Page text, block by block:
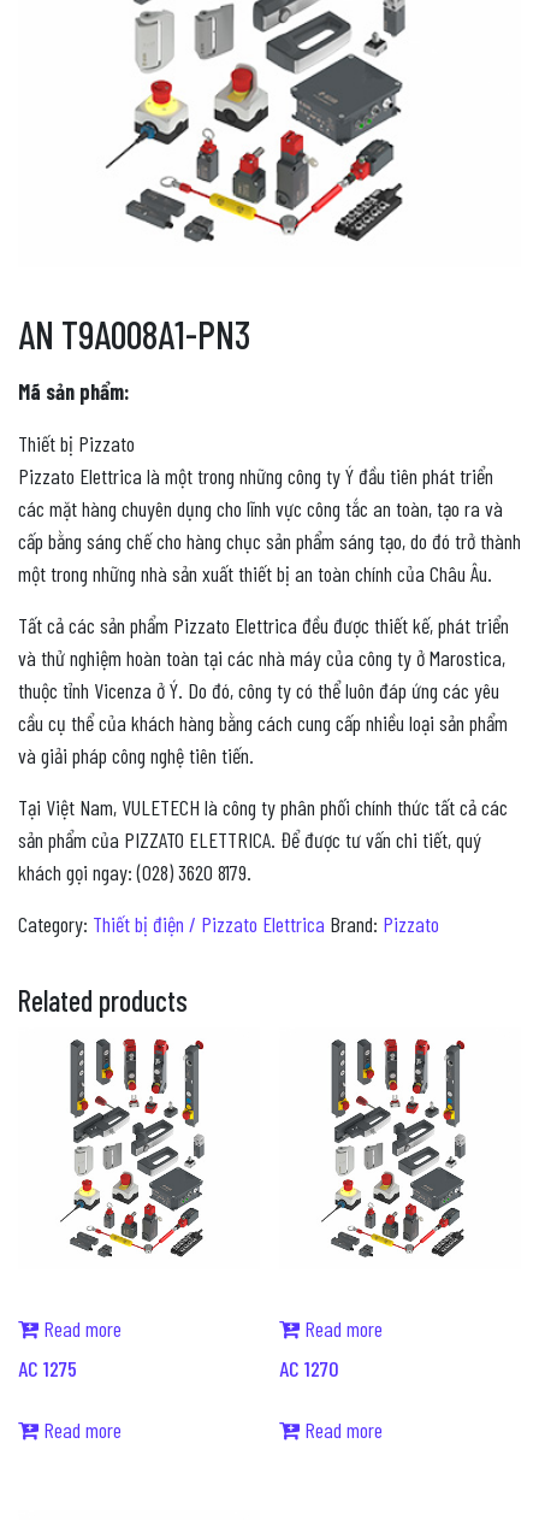
AN T9A008A1-PN3
Mã sản phẩm:
Thiết bị Pizzato
Pizzato Elettrica là một trong những công ty Ý đầu tiên phát triển
các mặt hàng chuyên dụng cho lĩnh vực công tắc an toàn, tạo ra và
cấp bằng sáng chế cho hàng chục sản phẩm sáng tạo, do đó trở thành
một trong những nhà sản xuất thiết bị an toàn chính của Châu Âu.
Tất cả các sản phẩm Pizzato Elettrica đều được thiết kế, phát triển
và thử nghiệm hoàn toàn tại các nhà máy của công ty ở Marostica,
thuộc tỉnh Vicenza ở Ý. Do đó, công ty có thể luôn đáp ứng các yêu
cầu cụ thể của khách hàng bằng cách cung cấp nhiều loại sản phẩm
và giải pháp công nghệ tiên tiến.
Tại Việt Nam, VULETECH là công ty phân phối chính thức tất cả các
sản phẩm của PIZZATO ELETTRICA. Để được tư vấn chi tiết, quý
khách gọi ngay: (028) 3620 8179.
Category: Thiết bị điện / Pizzato Elettrica Brand: Pizzato
Related products
Read more
AC 1275
Read more
Read more
AC 1270
Read more